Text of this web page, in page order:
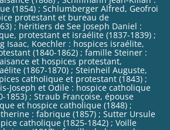
(1854) ; Schlumberger Alfred, Geofroi
protestant et bureau de
; héritiers de See Joseph Daniel :
protestant et israélite (1837-1839) ;
Isaac, Koechler : hospices israélite,
(1840-1862) ; famille Steiner :
et hospices protestant,
(1867-1870) ; Steinheil Auguste,
catholique et protestant (1843) ;
Joseph et Odile : hospice catholique
1853) ; Straub Françoise, épouse
et hospice catholique (1848) ;
: fabrique (1857) ; Sutter Ursule
catholique (1825-1842) ; Voille